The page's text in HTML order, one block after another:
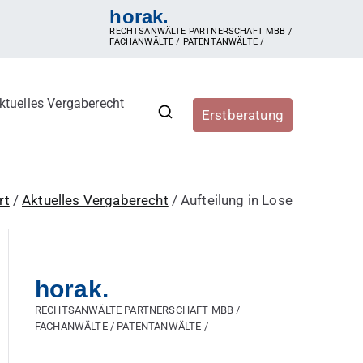
horak.
RECHTSANWÄLTE PARTNERSCHAFT MBB /
FACHANWÄLTE / PATENTANWÄLTE /
Vergabestellen sowie
e-Vergabe, öffentliche Ausschreibung,
Zuschlag, vorzeitige Beendigung der Vergabe,
Vergaberecht
Erstberatung
Aktuelles Vergaberecht Aufteilung in Lose
horak.
RECHTSANWÄLTE PARTNERSCHAFT MBB /
FACHANWÄLTE / PATENTANWÄLTE /